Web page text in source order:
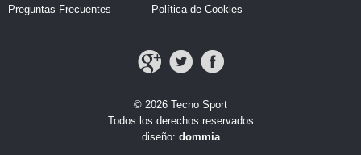
Preguntas Frecuentes
Política de Cookies
© 2026 Tecno Sport
Todos los derechos reservados
diseño: dommia